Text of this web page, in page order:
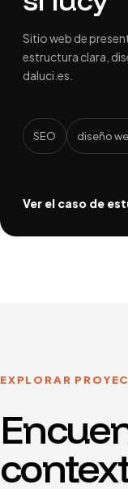
Sitio web de
estructura clara,
daluci.es.
SEO diseño
Ver el caso de
EXPLORAR